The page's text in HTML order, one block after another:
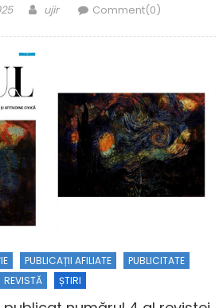
Author
ujir Comment(0)
PUBLICAȚII AFILIATE
PUBLICITATE
REVISTĂ
ȘTIRI